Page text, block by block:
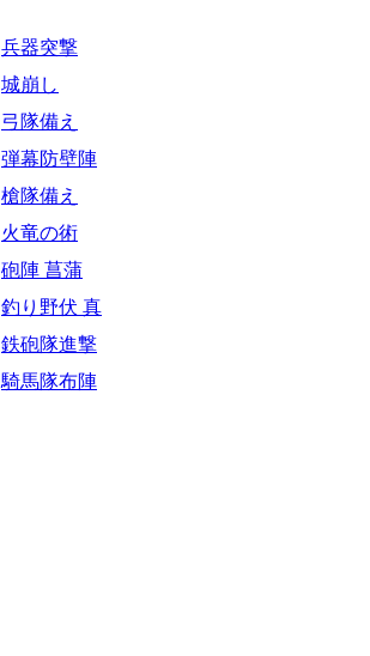
兵器突撃
城崩し
弓隊備え
弾幕防壁陣
槍隊備え
火竜の術
砲陣 菖蒲
釣り野伏 真
鉄砲隊進撃
騎馬隊布陣